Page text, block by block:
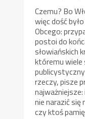
Czemu? Bo
więc dość
Obcego:
postoi do
słowiańskich
któremu wiele
rzeczy, pisze
nie narazić
czy ktoś